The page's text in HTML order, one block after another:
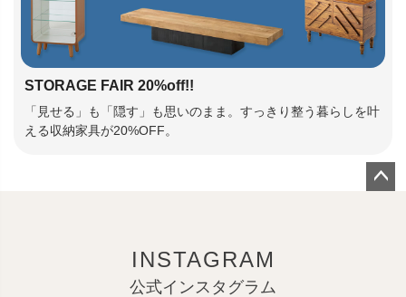
STORAGE FAIR 20%off!!
「見せる」も「隠す」も思いのまま。すっきり整う暮らしを叶
える収納家具が20%OFF。
INSTAGRAM
公式インスタグラム